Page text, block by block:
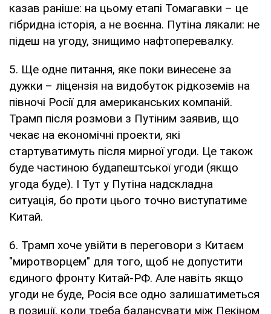
казав раніше: на цьому етапі Томагавки – це
гібридна історія, а не воєнна. Путіна лякали: не
підеш на угоду, знищимо нафтоперевалку.
5. Ще одне питання, яке поки винесене за
дужки – ліцензія на видобуток рідкоземів на
півночі Росії для американських компаній.
Трамп після розмови з Путіним заявив, що
чекає на економічні проекти, які
стартуватимуть після мирної угоди. Це також
буде частиною будапештської угоди (якщо
угода буде). І Тут у Путіна надскладна
ситуація, бо проти цього точно виступатиме
Китай.
6. Трамп хоче увійти в переговори з Китаєм
"миротворцем" для того, щоб не допустити
єдиного фронту Китай-РФ. Але навіть якщо
угоди не буде, Росія все одно залишатиметься
в позиції, коли треба балансувати між Пекіном